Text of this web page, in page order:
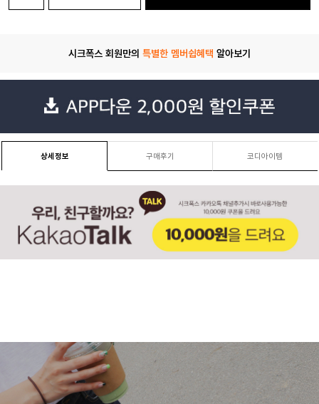
시크폭스 회원만의 특별한 멤버쉽혜택 알아보기
상세정보 구매후기 코디아이템